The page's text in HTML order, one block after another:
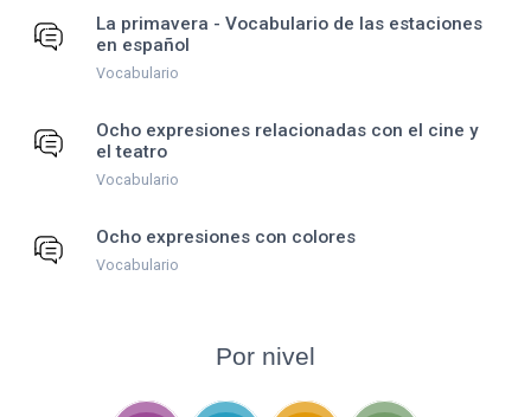
La primavera - Vocabulario de las estaciones
en español
Vocabulario
Ocho expresiones relacionadas con el cine y
el teatro
Vocabulario
Ocho expresiones con colores
Vocabulario
Por nivel